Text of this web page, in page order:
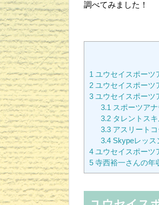
調べてみました！
1 ユウセイスポーツ
2 ユウセイスポーツ
3 ユウセイスポーツ
3.1 スポーツア
3.2タレントスキ
3.3アスリートコ
3.4Skypeレッス
4 ユウセイスポーツ
5 寺西裕一さんの年